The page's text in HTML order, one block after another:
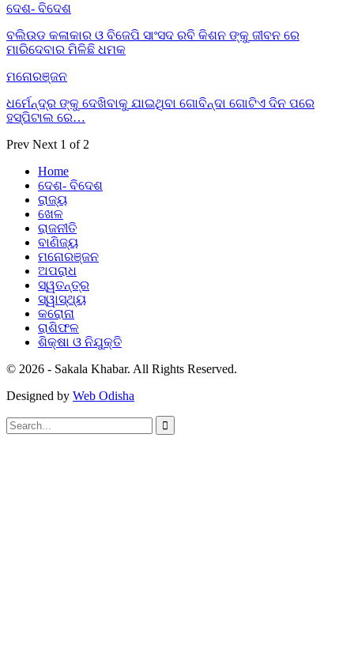
ଦେଶ- ବିଦେଶ
ବଲିଉଡ କଳାକାର ଓ ବିଜେପି ସାଂସଦ ରବି କିଶନ ଙ୍କୁ ଜୀବନ ରେ
ମାରିଦେବାର ମିଳିଛି ଧମକ
ମନୋରଞ୍ଜନ
ଧର୍ମେନ୍ଦ୍ର ଙ୍କୁ ଦେଖିବାକୁ ଯାଇଥିବା ଗୋବିନ୍ଦା ଗୋଟିଏ ଦିନ ପରେ
ହସ୍ପିଟାଲ ରେ…
Prev Next 1 of 2
Home
ଦେଶ- ବିଦେଶ
ରାଜ୍ୟ
ଖେଳ
ରାଜନୀତି
ବାଣିଜ୍ୟ
ମନୋରଞ୍ଜନ
ଅପରାଧ
ସ୍ୱତନ୍ତ୍ର
ସ୍ୱାସ୍ଥ୍ୟ
କରୋନା
ରାଶିଫଳ
ଶିକ୍ଷା ଓ ନିଯୁକ୍ତି
© 2026 - Sakala Khabar. All Rights Reserved.
Designed by Web Odisha